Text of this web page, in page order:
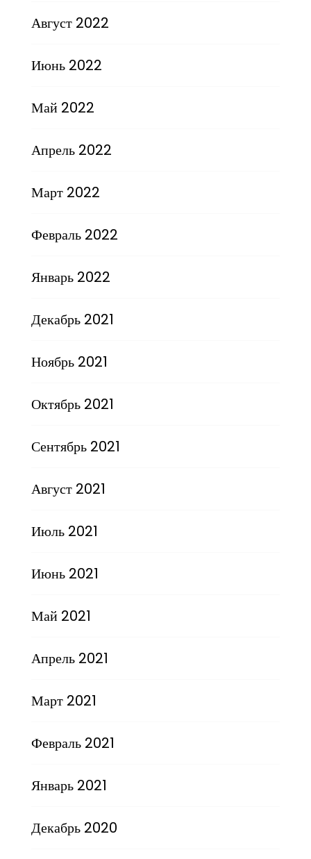
Август 2022
Июнь 2022
Май 2022
Апрель 2022
Март 2022
Февраль 2022
Январь 2022
Декабрь 2021
Ноябрь 2021
Октябрь 2021
Сентябрь 2021
Август 2021
Июль 2021
Июнь 2021
Май 2021
Апрель 2021
Март 2021
Февраль 2021
Январь 2021
Декабрь 2020